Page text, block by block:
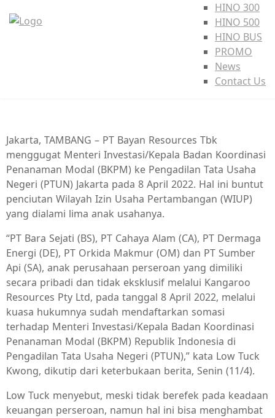
HINO 300
HINO 500
HINO BUS
PROMO
News
Contact Us
Jakarta, TAMBANG – PT Bayan Resources Tbk
menggugat Menteri Investasi/Kepala Badan Koordinasi
Penanaman Modal (BKPM) ke Pengadilan Tata Usaha
Negeri (PTUN) Jakarta pada 8 April 2022. Hal ini buntut
penciutan Wilayah Izin Usaha Pertambangan (WIUP)
yang dialami lima anak usahanya.
“PT Bara Sejati (BS), PT Cahaya Alam (CA), PT Dermaga
Energi (DE), PT Orkida Makmur (OM) dan PT Sumber
Api (SA), anak perusahaan perseroan yang dimiliki
secara pribadi dan tidak eksklusif melalui Kangaroo
Resources Pty Ltd, pada tanggal 8 April 2022, melalui
kuasa hukumnya sudah mendaftarkan somasi
terhadap Menteri Investasi/Kepala Badan Koordinasi
Penanaman Modal (BKPM) Republik Indonesia di
Pengadilan Tata Usaha Negeri (PTUN),” kata Low Tuck
Kwong, dikutip dari keterbukaan berita, Senin (11/4).
Low Tuck menyebut, meski tidak berefek pada keadaan
keuangan perseroan, namun hal ini bisa menghambat